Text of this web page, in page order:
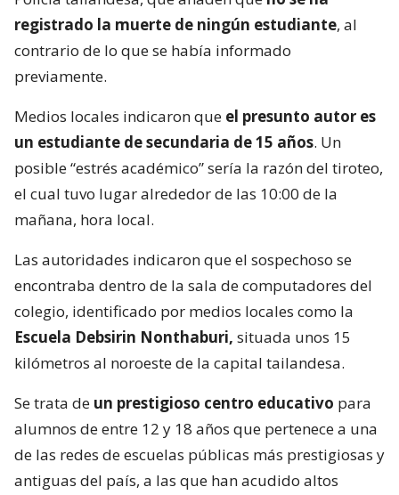
registrado la muerte de ningún estudiante, al
contrario de lo que se había informado
previamente.
Medios locales indicaron que el presunto autor es
un estudiante de secundaria de 15 años. Un
posible “estrés académico” sería la razón del tiroteo,
el cual tuvo lugar alrededor de las 10:00 de la
mañana, hora local.
Las autoridades indicaron que el sospechoso se
encontraba dentro de la sala de computadores del
colegio, identificado por medios locales como la
Escuela Debsirin Nonthaburi, situada unos 15
kilómetros al noroeste de la capital tailandesa.
Se trata de un prestigioso centro educativo para
alumnos de entre 12 y 18 años que pertenece a una
de las redes de escuelas públicas más prestigiosas y
antiguas del país, a las que han acudido altos